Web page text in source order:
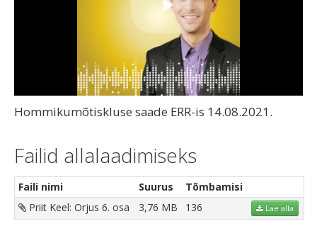
Play
Video
Hommikumõtiskluse saade ERR-is 14.08.2021.
Failid allalaadimiseks
Faili nimi Suurus
Tõmbamisi
Priit Keel: Orjus 6. osa
3,76 MB 136 Lae alla